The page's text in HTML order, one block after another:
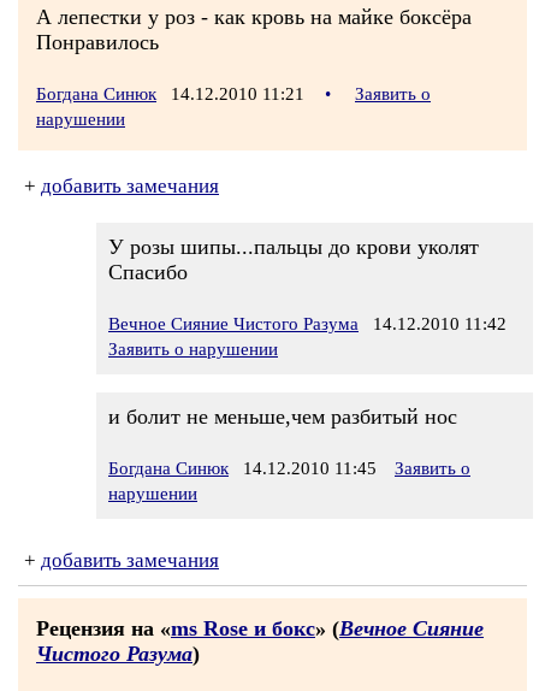
А лепестки у роз - как кровь на майке боксёра
Понравилось
Богдана Синюк 14.12.2010 11:21 •
Заявить о
нарушении
+ добавить замечания
У розы шипы...пальцы до крови уколят
Спасибо
Вечное Сияние Чистого Разума 14.12.2010 11:42
Заявить о нарушении
и болит не меньше,чем разбитый нос
Богдана Синюк 14.12.2010 11:45
Заявить о
нарушении
+ добавить замечания
Рецензия на «ms Rose и бокс» (Вечное Сияние
Чистого Разума)